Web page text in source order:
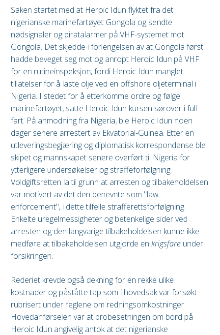
Saken startet med at Heroic Idun flyktet fra det
nigerianske marinefartøyet Gongola og sendte
nødsignaler og piratalarmer på VHF-systemet mot
Gongola. Det skjedde i forlengelsen av at Gongola først
hadde beveget seg mot og anropt Heroic Idun på VHF
for en rutineinspeksjon, fordi Heroic Idun manglet
tillatelser for å laste olje ved en offshore oljeterminal i
Nigeria. I stedet for å etterkomme ordre og følge
marinefartøyet, satte Heroic Idun kursen sørover i full
fart. På anmodning fra Nigeria, ble Heroic Idun noen
dager senere arrestert av Ekvatorial-Guinea. Etter en
utleveringsbegjæring og diplomatisk korrespondanse ble
skipet og mannskapet senere overført til Nigeria for
ytterligere undersøkelser og straffeforfølgning.
Voldgiftsretten la til grunn at arresten og tilbakeholdelsen
var motivert av det den benevnte som "law
enforcement", i dette tilfelle strafferettsforfølgning.
Enkelte uregelmessigheter og betenkelige sider ved
arresten og den langvarige tilbakeholdelsen kunne ikke
medføre at tilbakeholdelsen utgjorde en krigsfare under
forsikringen.
Rederiet krevde også dekning for en rekke ulike
kostnader og påståtte tap som i hovedsak var forsøkt
rubrisert under reglene om redningsomkostninger.
Hovedanførselen var at brobesetningen om bord på
Heroic Idun angivelig antok at det nigerianske